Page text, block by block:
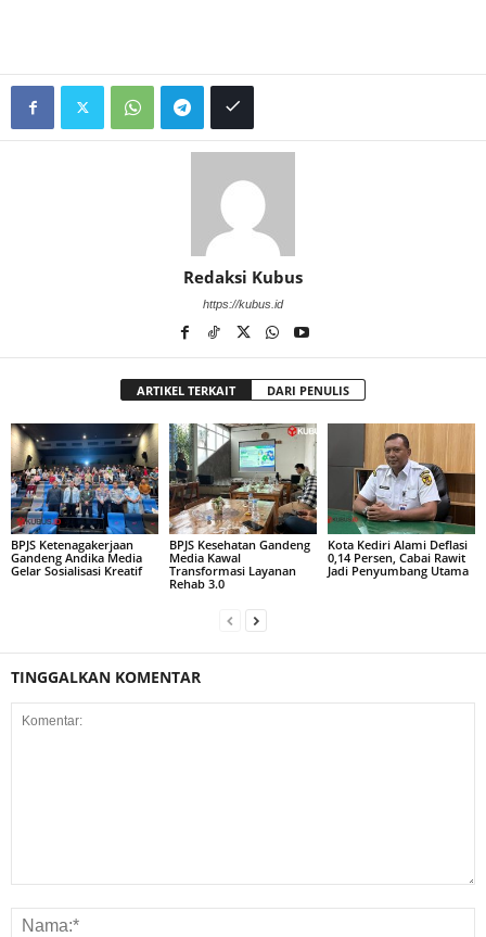
Redaksi Kubus
https://kubus.id
ARTIKEL TERKAIT DARI PENULIS
BPJS Ketenagakerjaan
Gandeng Andika Media
Gelar Sosialisasi Kreatif
BPJS Kesehatan Gandeng
Media Kawal
Transformasi Layanan
Rehab 3.0
Kota Kediri Alami Deflasi
0,14 Persen, Cabai Rawit
Jadi Penyumbang Utama
TINGGALKAN KOMENTAR